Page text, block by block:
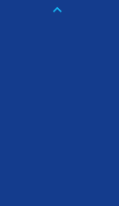
keyboard_arrow_down